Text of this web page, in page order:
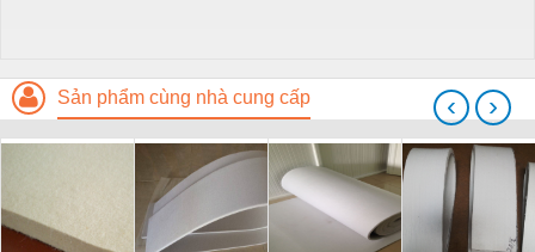
Sản phẩm cùng nhà cung cấp ‹ ›